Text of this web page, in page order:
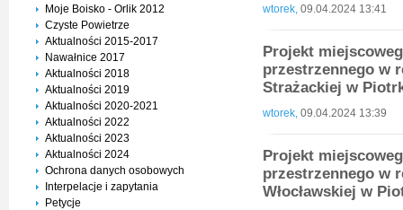
Moje Boisko - Orlik 2012
Czyste Powietrze
Aktualności 2015-2017
Nawałnice 2017
Aktualności 2018
Aktualności 2019
Aktualności 2020-2021
Aktualności 2022
Aktualności 2023
Aktualności 2024
Ochrona danych osobowych
Interpelacje i zapytania
Petycje
wtorek, 09.04.2024 13:41
Projekt
przestrzennego w
Strażackiej w
wtorek, 09.04.2024 13:39
Projekt
przestrzennego w
Włocławskiej w